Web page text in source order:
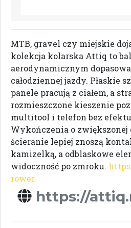
MTB, gravel czy miejskie
kolekcja kolarska Attiq to
aerodynamicznym
całodziennej jazdy. Płaskie
panele pracują z ciałem, a
rozmieszczone kieszenie
multitool i telefon bez efektu
Wykończenia o zwiększonej
ścieranie lepiej znoszą
kamizelką, a odblaskowe
widoczność po zmroku.
rower
https://